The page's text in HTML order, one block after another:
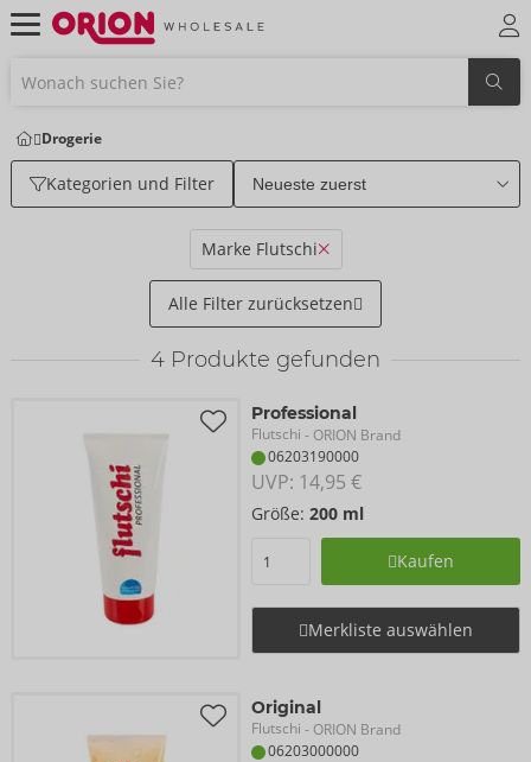
Drogerie
Kategorien und Filter
Marke Flutschi
Alle Filter zurücksetzen
4 Produkte gefunden
Professional
Flutschi - ORION Brand
06203190000
UVP: 14,95 €
Größe: 200 ml
Kaufen
Merkliste auswählen
Original
Flutschi - ORION Brand
06203000000